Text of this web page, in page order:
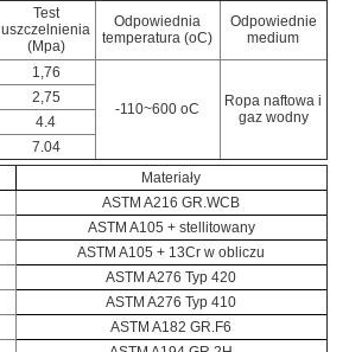
Test
uszczelnienia
(Mpa)
Odpowiednia
temperatura (oC)
Odpowiednie
medium
1,76
-110~600 oC
Ropa naftowa i
gaz wodny
2,75
4.4
7.04
Materiały
ASTM A216 GR.WCB
ASTM A105 + stellitowany
ASTM A105 + 13Cr w obliczu
ASTM A276 Typ 420
ASTM A276 Typ 410
ASTM A182 GR.F6